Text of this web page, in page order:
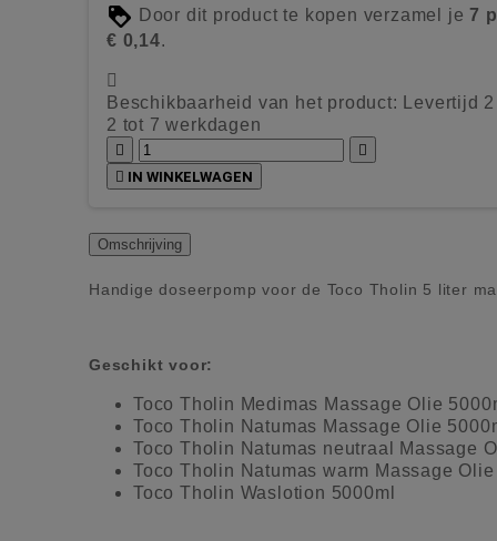
Door dit product te kopen verzamel je7
€ 0,14.

Beschikbaarheid van het product:
Levertijd
2 tot 7 werkdagen


 IN WINKELWAGEN
Omschrijving
Handige doseerpomp voor de Toco Tholin 5 liter
Geschikt voor:
Toco Tholin Medimas Massage Olie
Toco Tholin Natumas Massage Olie
Toco Tholin Natumas neutraal Massage
Toco Tholin Natumas warm Massage Olie
Toco Tholin Waslotion 5000ml